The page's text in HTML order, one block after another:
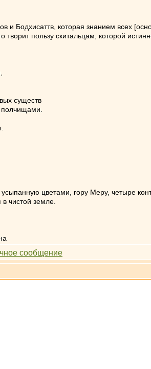
и Бодхисаттв, которая знанием всех
творит пользу скитальцам, которой
существ
цветами, гору Меру, четыре
чистой земле.